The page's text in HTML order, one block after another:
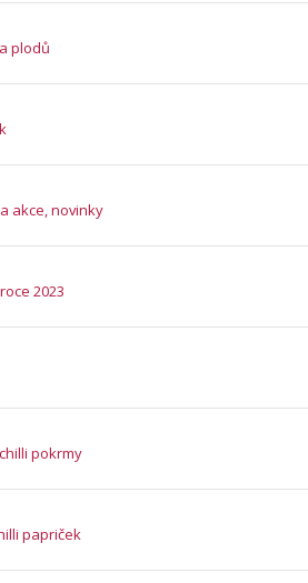
plodů
akce, novinky
2023
pokrmy
papriček